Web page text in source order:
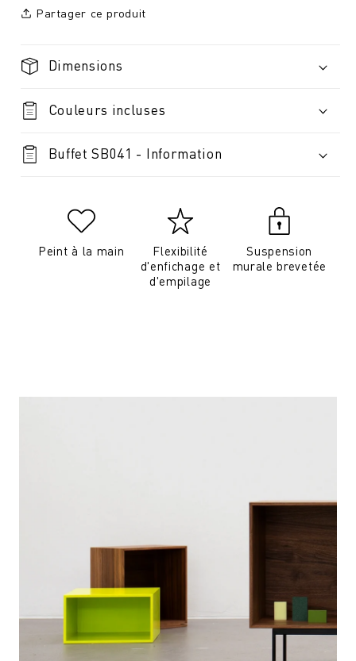
Partager ce produit
Dimensions
Couleurs incluses
Buffet SB041 - Information
Peint à la main
Flexibilité
d'enfichage et
d'empilage
Suspension
murale brevetée